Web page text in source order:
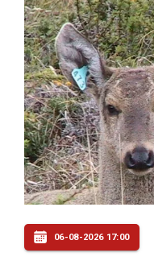
06-08-2026 17:00